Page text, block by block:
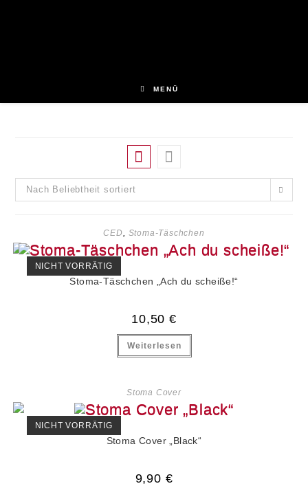
MENÜ
Nach Beliebtheit sortiert
CED, Stoma-Täschchen
NICHT VORRÄTIG
Stoma-Täschchen „Ach du scheiße!“
10,50 €
Weiterlesen
Stoma Cover
NICHT VORRÄTIG
Stoma Cover „Black“
9,90 €